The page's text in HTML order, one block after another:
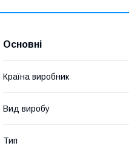
Основні
Країна виробник
Вид виробу
Тип